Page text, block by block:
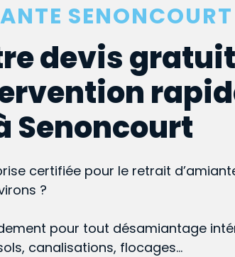
SENONCOURT
devis gratuit
Senoncourt
certifiée pour le retrait
?
pour tout désamiantage
canalisations, flocages…